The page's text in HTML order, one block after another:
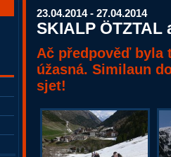
23.04.2014 - 27.04.2014
SKIALP ÖTZTAL
Ač předpověď byla
úžasná. Similaun
sjet!